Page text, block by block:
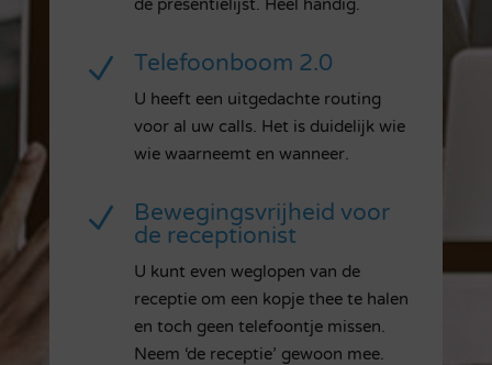
de presentielijst. Heel handig.
N Telefoonboom 2.0
U heeft een uitgedachte routing
voor al uw calls. Het is duidelijk wie
wie waarneemt en wanneer.
N
Bewegingsvrijheid voor
de receptionist
U kunt even weglopen van de
receptie om een kopje thee te halen
en toch geen telefoontje missen.
Neem ‘de receptie’ gewoon mee.